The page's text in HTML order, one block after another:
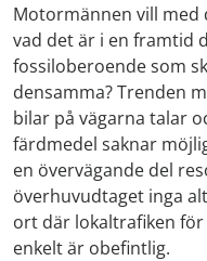
Motormännen vill med
vad det är i en framtid
fossiloberoende som
densamma? Trenden
bilar på vägarna talar
färdmedel saknar
en övervägande del
överhuvudtaget inga
ort där lokaltrafiken
enkelt är obefintlig.